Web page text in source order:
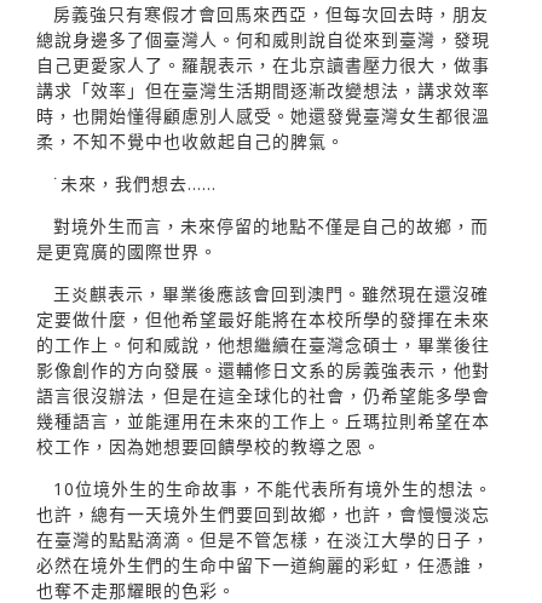
房義強只有寒假才會回馬來西亞，但每次回去時，朋友
總說身邊多了個臺灣人。何和威則說自從來到臺灣，發現
自己更愛家人了。羅靚表示，在北京讀書壓力很大，做事
講求「效率」但在臺灣生活期間逐漸改變想法，講求效率
時，也開始懂得顧慮別人感受。她還發覺臺灣女生都很溫
柔，不知不覺中也收斂起自己的脾氣。
˙未來，我們想去……
對境外生而言，未來停留的地點不僅是自己的故鄉，而
是更寬廣的國際世界。
王炎麒表示，畢業後應該會回到澳門。雖然現在還沒確
定要做什麼，但他希望最好能將在本校所學的發揮在未來
的工作上。何和威說，他想繼續在臺灣念碩士，畢業後往
影像創作的方向發展。還輔修日文系的房義強表示，他對
語言很沒辦法，但是在這全球化的社會，仍希望能多學會
幾種語言，並能運用在未來的工作上。丘瑪拉則希望在本
校工作，因為她想要回饋學校的教導之恩。
10位境外生的生命故事，不能代表所有境外生的想法。
也許，總有一天境外生們要回到故鄉，也許，會慢慢淡忘
在臺灣的點點滴滴。但是不管怎樣，在淡江大學的日子，
必然在境外生們的生命中留下一道絢麗的彩虹，任憑誰，
也奪不走那耀眼的色彩。